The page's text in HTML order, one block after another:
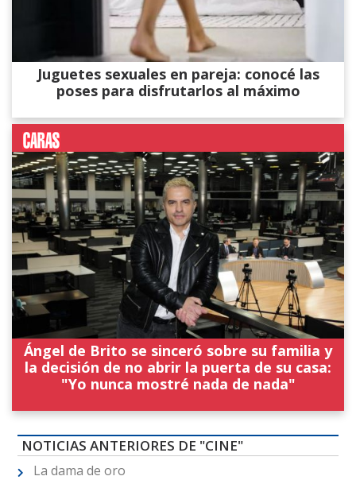
Juguetes sexuales en pareja: conocé las
poses para disfrutarlos al máximo
Ángel de Brito se sinceró sobre su familia y
la decisión de no abrir la puerta de su casa:
"Yo nunca mostré nada de nada"
NOTICIAS ANTERIORES DE "CINE"
La dama de oro